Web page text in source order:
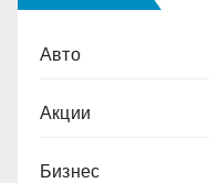
Авто
Акции
Бизнес